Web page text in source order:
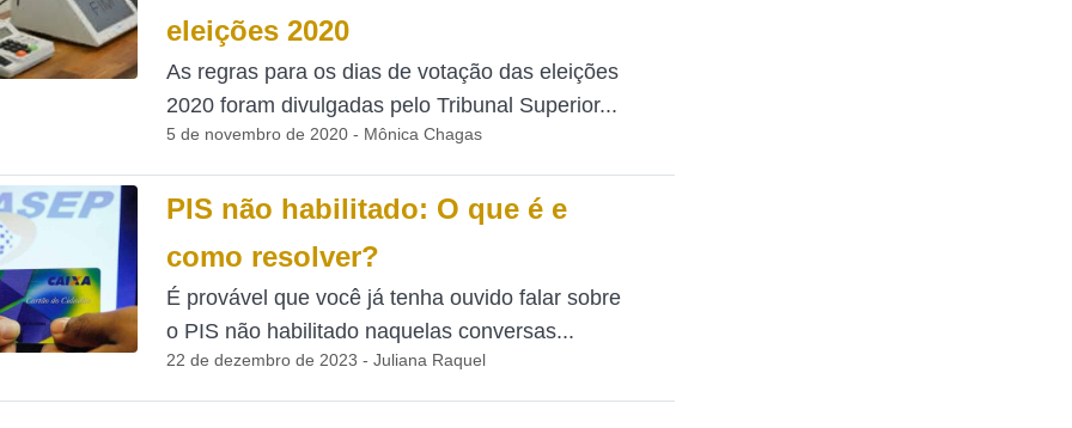
eleições 2020
As regras para os dias de votação das eleições
2020 foram divulgadas pelo Tribunal Superior...
5 de novembro de 2020 - Mônica Chagas
PIS não habilitado: O que é e
como resolver?
É provável que você já tenha ouvido falar sobre
o PIS não habilitado naquelas conversas...
22 de dezembro de 2023 - Juliana Raquel